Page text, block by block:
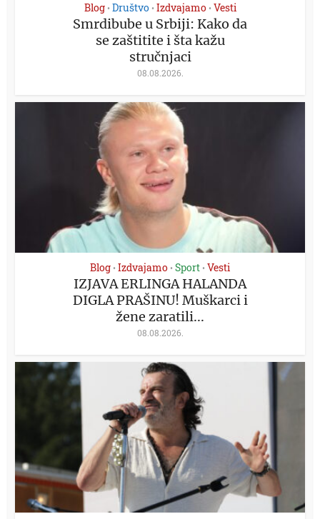
Blog • Društvo • Izdvajamo • Vesti
Smrdibube u Srbiji: Kako da
se zaštitite i šta kažu
stručnjaci
08.08.2026.
Blog • Izdvajamo • Sport • Vesti
IZJAVA ERLINGA HALANDA
DIGLA PRAŠINU! Muškarci i
žene zaratili...
08.08.2026.